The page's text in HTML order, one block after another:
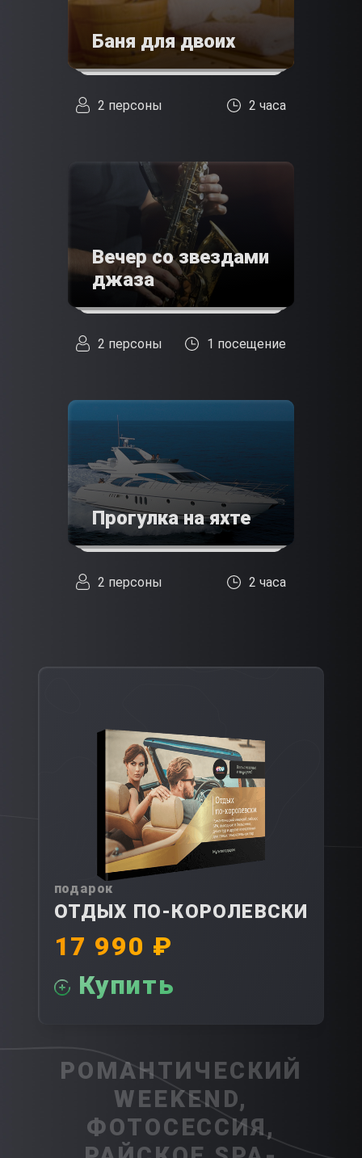
Баня для двоих
2 персоны 2 часа
Вечер со звездами
джаза
2 персоны 1 посещение
Прогулка на яхте
2 персоны 2 часа
подарок
ОТДЫХ ПО-КОРОЛЕВСКИ
17 990 ₽
Купить
РОМАНТИЧЕСКИЙ
WEEKEND,
ФОТОСЕССИЯ,